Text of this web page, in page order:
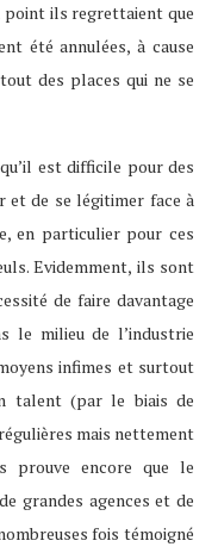
point ils regrettaient que
été annulées, à cause
des places qui ne se
est difficile pour des
et de se légitimer face à
en particulier pour ces
Evidemment, ils sont
de faire davantage
le milieu de l’industrie
infimes et surtout
talent (par le biais de
mais nettement
prouve encore que le
grandes agences et de
fois témoigné